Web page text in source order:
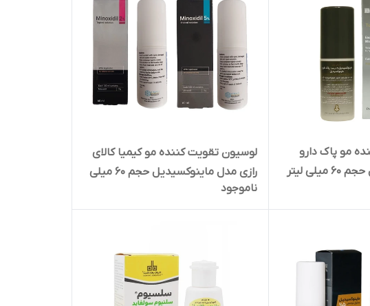
مو پاک دارو
لیتر
لوسیون تقویت کننده مو کیمیا کالای
رازی مدل ماینوکسیدیل حجم 60 میلی
لیتر بسته 2 عددی
ناموجود